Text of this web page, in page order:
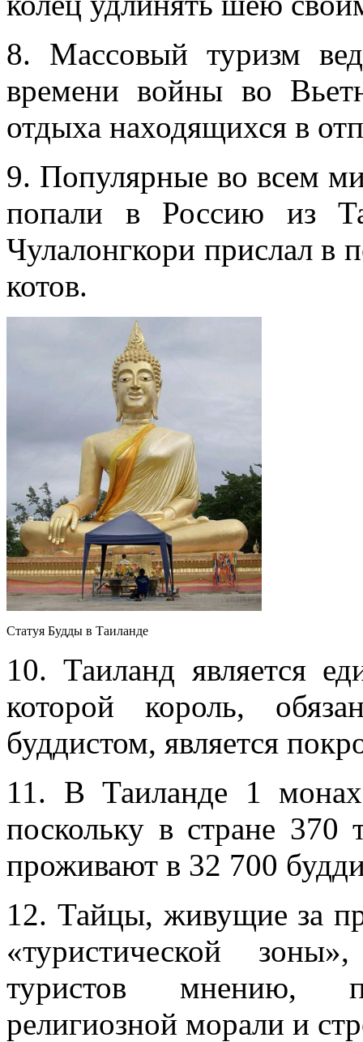
8. Массовый туризм
времени войны во
отдыха находящихся в
9. Популярные во всем
попали в Россию из
Чулалонгкори прислал в
котов.
Статуя Будды в Таиланде
10. Таиланд является
которой король,
буддистом, является
11. В Таиланде 1
поскольку в стране
проживают в 32 700
12. Тайцы, живущие за
«туристической
туристов мнению,
религиозной морали и